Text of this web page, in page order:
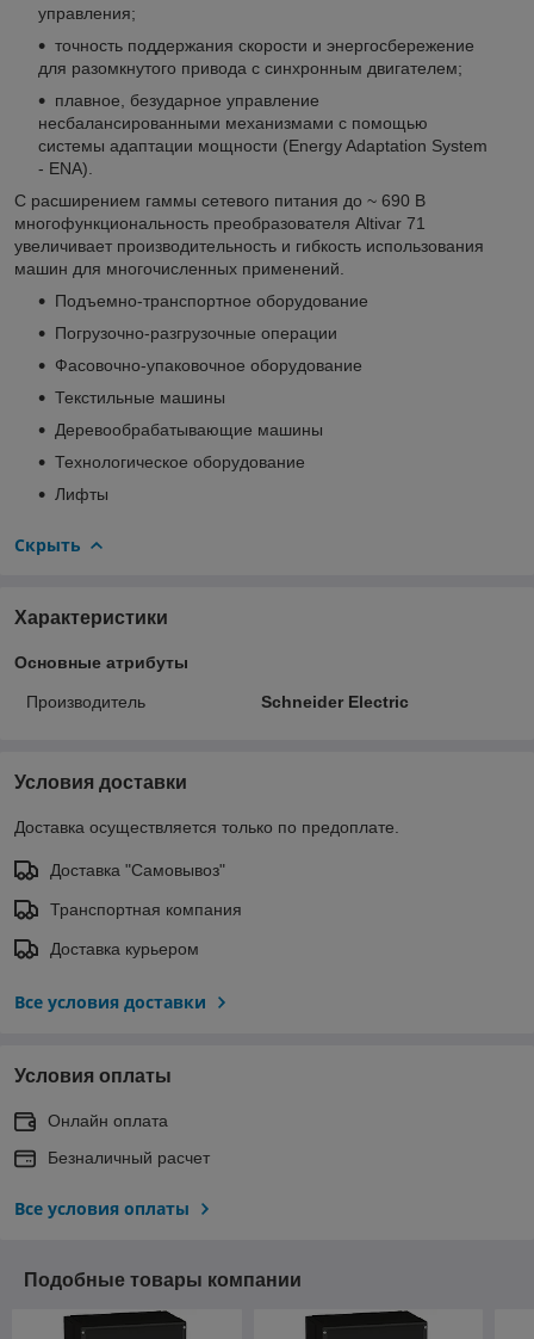
управления;
точность поддержания скорости и энергосбережение
для разомкнутого привода с синхронным двигателем;
плавное, безударное управление
несбалансированными механизмами с помощью
системы адаптации мощности (Energy Adaptation System
- ENA).
С расширением гаммы сетевого питания до ~ 690 В
многофункциональность преобразователя Altivar 71
увеличивает производительность и гибкость использования
машин для многочисленных применений.
Подъемно-транспортное оборудование
Погрузочно-разгрузочные операции
Фасовочно-упаковочное оборудование
Текстильные машины
Деревообрабатывающие машины
Технологическое оборудование
Лифты
Скрыть
Характеристики
Основные атрибуты
Производитель Schneider Electric
Условия доставки
Доставка осуществляется только по предоплате.
Доставка "Самовывоз"
Транспортная компания
Доставка курьером
Все условия доставки
Условия оплаты
Онлайн оплата
Безналичный расчет
Все условия оплаты
Подобные товары компании